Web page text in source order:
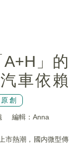
A+H」的
車依賴
原創
編輯：Anna
市熱潮，國内微型傳